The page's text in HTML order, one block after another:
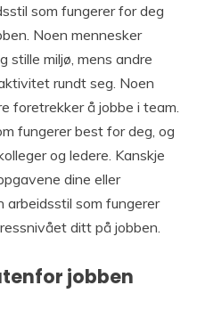
som fungerer for deg
Noen mennesker
stille miljø, mens andre
rundt seg. Noen
foretrekker å jobbe i team.
fungerer best for deg, og
og ledere. Kanskje
dine eller
arbeidsstil som fungerer
ditt på jobben.
jobben